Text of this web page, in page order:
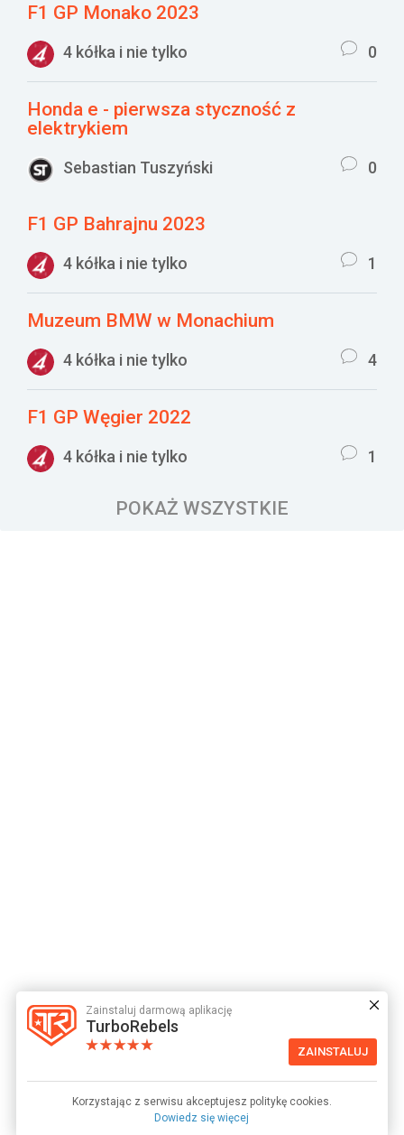
Zainstaluj darmową aplikację
TurboRebels
ZAINSTALUJ
Korzystając z serwisu akceptujesz politykę cookies.
Dowiedz się więcej
F1 GP Monako 2023
4 kółka i nie tylko 0
Honda e - pierwsza styczność z
elektrykiem
Sebastian Tuszyński 0
F1 GP Bahrajnu 2023
4 kółka i nie tylko 1
Muzeum BMW w Monachium
4 kółka i nie tylko 4
F1 GP Węgier 2022
4 kółka i nie tylko 1
POKAŻ WSZYSTKIE